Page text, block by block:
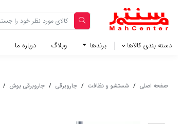
دسته بندی کالاها برندها وبلاگ‌ درباره ما
صفحه اصلی / شستشو و نظافت / جاروبرقی / جاروبرقی بوش /